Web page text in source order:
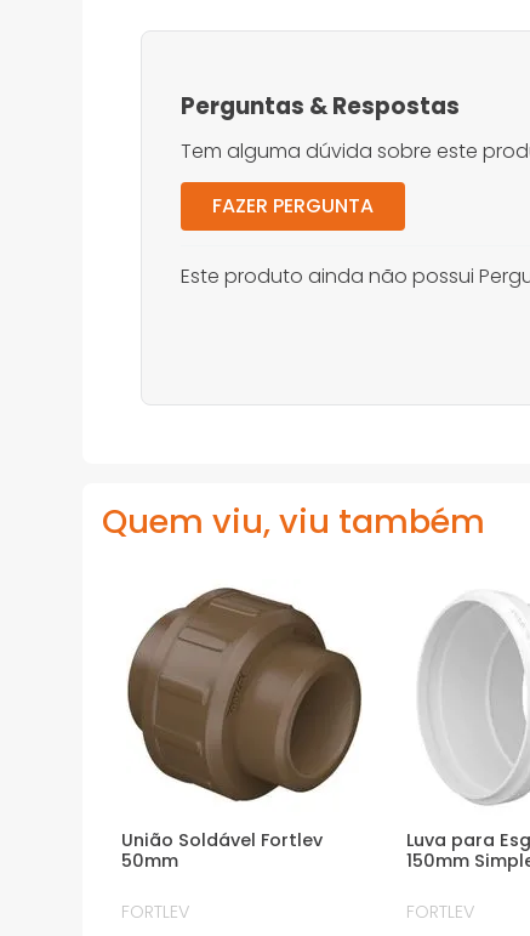
Perguntas &Respostas
Tem alguma dúvida sobre este
FAZER PERGUNTA
Este produto ainda não possui
Quem viu, viu também
União Soldável Fortlev
50mm
FORTLEV
Luva para
150mm
FORTLEV